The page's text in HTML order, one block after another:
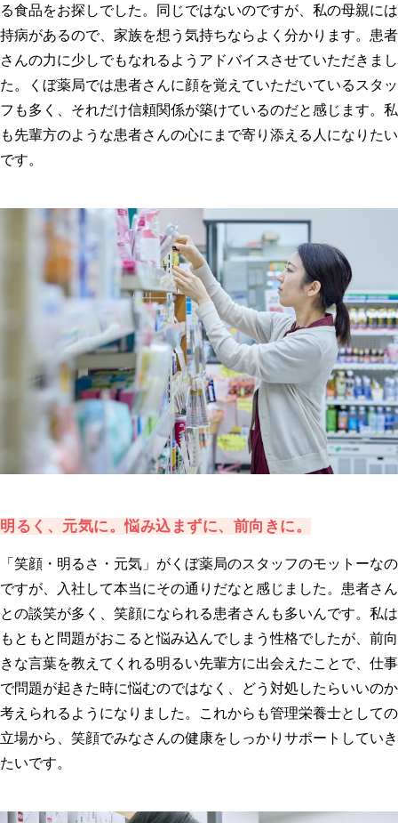
る食品をお探しでした。同じではないのですが、私の母親には
持病があるので、家族を想う気持ちならよく分かります。患者
さんの力に少しでもなれるようアドバイスさせていただきまし
た。くぼ薬局では患者さんに顔を覚えていただいているスタッ
フも多く、それだけ信頼関係が築けているのだと感じます。私
も先輩方のような患者さんの心にまで寄り添える人になりたい
です。
明るく、元気に。悩み込まずに、前向きに。
「笑顔・明るさ・元気」がくぼ薬局のスタッフのモットーなの
ですが、入社して本当にその通りだなと感じました。患者さん
との談笑が多く、笑顔になられる患者さんも多いんです。私は
もともと問題がおこると悩み込んでしまう性格でしたが、前向
きな言葉を教えてくれる明るい先輩方に出会えたことで、仕事
で問題が起きた時に悩むのではなく、どう対処したらいいのか
考えられるようになりました。これからも管理栄養士としての
立場から、笑顔でみなさんの健康をしっかりサポートしていき
たいです。